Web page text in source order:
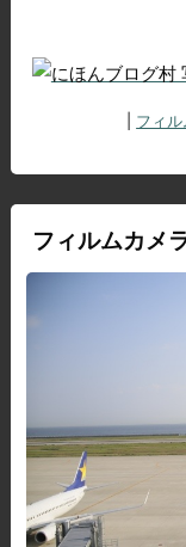
フィ
フィルムカメ